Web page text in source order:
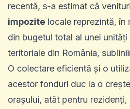
recentă, s-a estimat că
impozite locale reprezintă, în
din bugetul total al unei
teritoriale din România,
O colectare eficientă și o
acestor fonduri duc la o
orașului, atât pentru